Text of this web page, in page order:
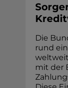
Die
rund
mit der